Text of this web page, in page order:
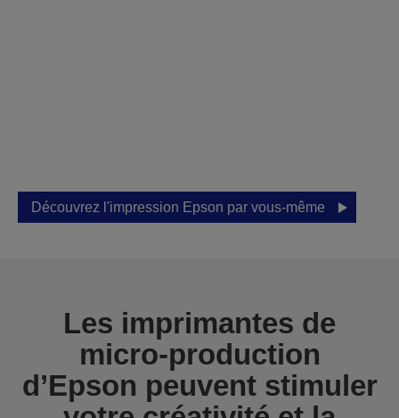
Découvrez l'impression Epson par vous-même
Les imprimantes de
micro-production
d’Epson peuvent stimuler